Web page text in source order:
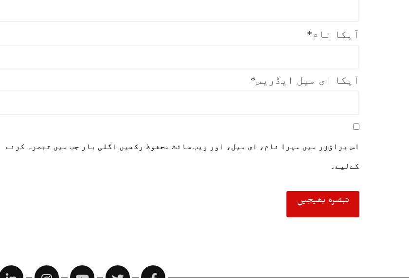
آپکا نام*
آپکا ای میل ایڈریس*
اس براؤزر میں میرا نام، ای میل، اور ویب سائٹ محفوظ رکھیں اگلی بار جب میں تبصرہ کرنے
کےلیے۔